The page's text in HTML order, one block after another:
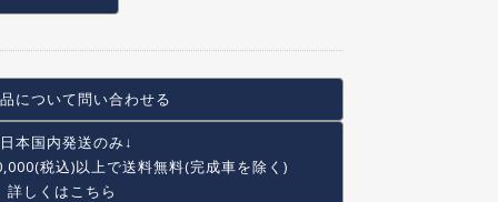
について問い合わせる
本国内発送のみ↓
税込)以上で送料無料(完成車を除く)
詳しくはこちら